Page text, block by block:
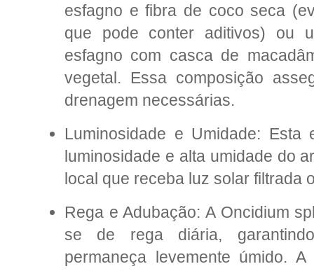
esfagno e fibra de coco seca
que pode conter aditivos) ou
esfagno com casca de
vegetal. Essa composição
drenagem necessárias.
Luminosidade e Umidade: Esta
luminosidade e alta umidade do
local que receba luz solar filtrada
Rega e Adubação: A Oncidium
se de rega diária,
permaneça levemente úmido.